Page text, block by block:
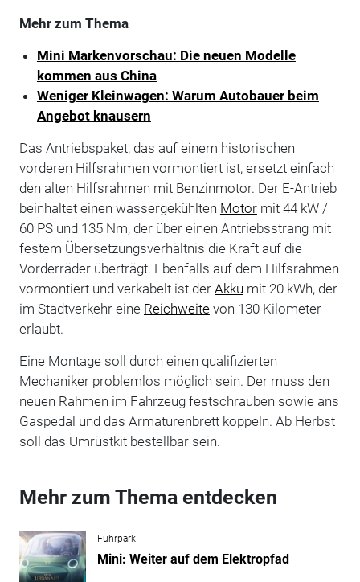
Mehr zum Thema
Mini Markenvorschau: Die neuen Modelle
kommen aus China
Weniger Kleinwagen: Warum Autobauer beim
Angebot knausern
Das Antriebspaket, das auf einem historischen
vorderen Hilfsrahmen vormontiert ist, ersetzt einfach
den alten Hilfsrahmen mit Benzinmotor. Der E-Antrieb
beinhaltet einen wassergekühlten Motormit 44 kW /
60 PS und 135 Nm, der über einen Antriebsstrang mit
festem Übersetzungsverhältnis die Kraft auf die
Vorderräder überträgt. Ebenfalls auf dem Hilfsrahmen
vormontiert und verkabelt ist der Akku mit 20 kWh, der
im Stadtverkehr eine Reichweitevon 130 Kilometer
erlaubt.
Eine Montage soll durch einen qualifizierten
Mechaniker problemlos möglich sein. Der muss den
neuen Rahmen im Fahrzeug festschrauben sowie ans
Gaspedal und das Armaturenbrett koppeln. Ab Herbst
soll das Umrüstkit bestellbar sein.
Mehr zum Thema entdecken
Fuhrpark
Mini: Weiter auf dem Elektropfad